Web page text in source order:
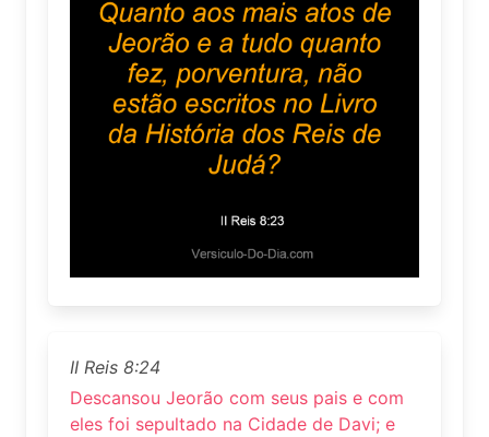
II Reis 8:24
Descansou Jeorão com seus pais e com
eles foi sepultado na Cidade de Davi; e